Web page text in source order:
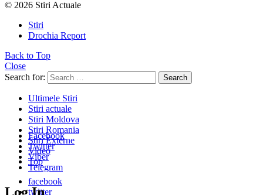
© 2026 Stiri Actuale
Stiri
Drochia Report
Back to Top
Close
Search for:
Search
Ultimele Stiri
Stiri actuale
Stiri Moldova
Stiri Romania
Stiri Externe
Video
Top
facebook
twitter
Facebook
Twitter
Viber
Telegram
Log In